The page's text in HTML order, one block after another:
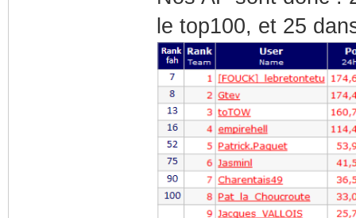
le top100, et 25